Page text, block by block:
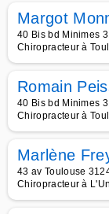
Margot
40 Bis bd Minimes
Chiropracteur à
Romain
40 Bis bd Minimes
Chiropracteur à
Marlène
43 av Toulouse
Chiropracteur à